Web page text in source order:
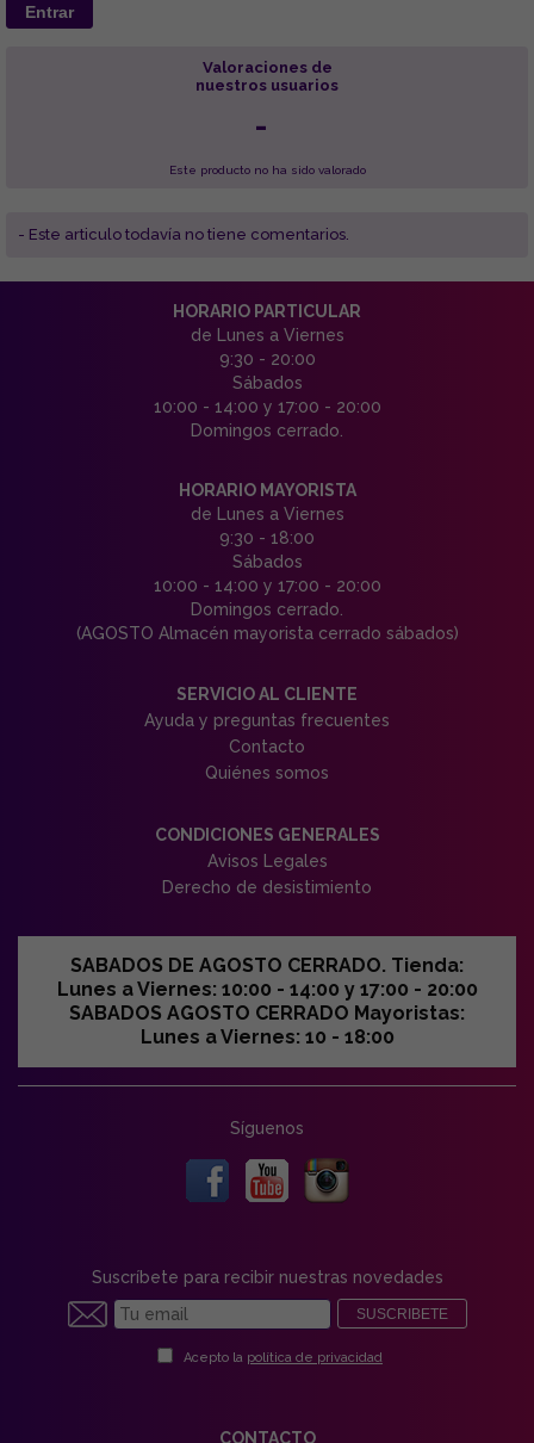
Entrar
Valoraciones de
nuestros usuarios
-
Este producto no ha sido valorado
- Este articulo todavía no tiene comentarios.
HORARIO PARTICULAR
de Lunes a Viernes
9:30 - 20:00
Sábados
10:00 - 14:00 y 17:00 - 20:00
Domingos cerrado.
HORARIO MAYORISTA
de Lunes a Viernes
9:30 - 18:00
Sábados
10:00 - 14:00 y 17:00 - 20:00
Domingos cerrado.
(AGOSTO Almacén mayorista cerrado sábados)
SERVICIO AL CLIENTE
Ayuda y preguntas frecuentes
Contacto
Quiénes somos
CONDICIONES GENERALES
Avisos Legales
Derecho de desistimiento
SABADOS DE AGOSTO CERRADO. Tienda:
Lunes a Viernes: 10:00 - 14:00 y 17:00 - 20:00
SABADOS AGOSTO CERRADO Mayoristas:
Lunes a Viernes: 10 - 18:00
Síguenos
Suscríbete para recibir nuestras novedades
SUSCRIBETE
Acepto la política de privacidad
CONTACTO